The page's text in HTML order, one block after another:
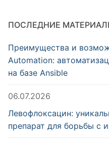
ПОСЛЕДНИЕ
Преимущества и
Automation:
на базе Ansible
06.07.2026
Левофлоксацин:
препарат для борьбы с